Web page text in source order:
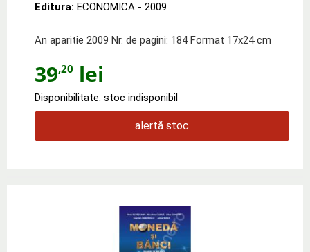
Editura: ECONOMICA - 2009
An aparitie 2009 Nr. de pagini: 184 Format 17x24 cm
39,20 lei
Disponibilitate: stoc indisponibil
alertă stoc